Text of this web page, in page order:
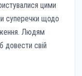
цими
суперечки щодо
Людям
довести свій